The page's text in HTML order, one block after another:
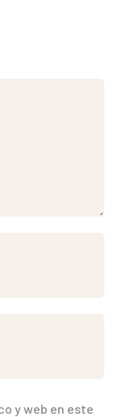
y web en este